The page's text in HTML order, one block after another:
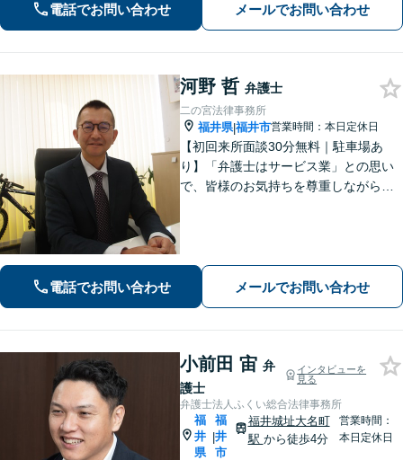
電話でお問い合わせ メールでお問い合わせ
河野 哲 弁護士
二の宮法律事務所
福井県|福井市営業時間：本日定休日
【初回来所面談30分無料｜駐車場あ
り】「弁護士はサービス業」との思い
で、皆様のお気持ちを尊重しながら解
直通電話｜事前予約で夜間・休日可】
【完全個室】
電話でお問い合わせ メールでお問い合わせ
小前田 宙 弁
護士
インタビューを
見る
弁護士法人ふくい総合法律事務所
福
井
県
|
福
井
市
福井城址大名町
駅 から徒歩4分
営業時間：
本日定休日